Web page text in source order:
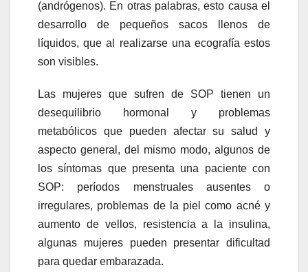
(andrógenos). En otras palabras, esto causa el
desarrollo de pequeños sacos llenos de
líquidos, que al realizarse una ecografía estos
son visibles.
Las mujeres que sufren de SOP tienen un
desequilibrio hormonal y problemas
metabólicos que pueden afectar su salud y
aspecto general, del mismo modo, algunos de
los síntomas que presenta una paciente con
SOP: períodos menstruales ausentes o
irregulares, problemas de la piel como acné y
aumento de vellos, resistencia a la insulina,
algunas mujeres pueden presentar dificultad
para quedar embarazada.